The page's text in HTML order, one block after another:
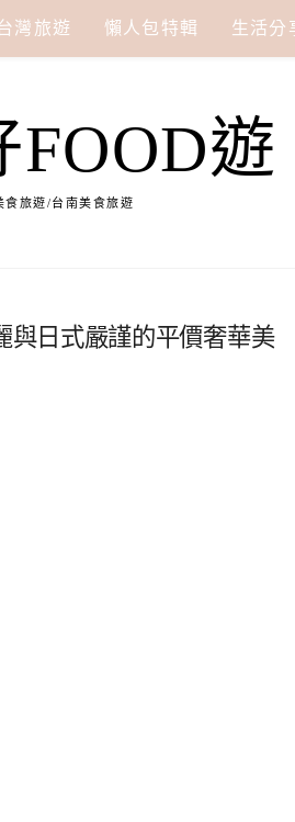
灣旅遊 懶人包特輯 生活分
FOOD遊
食旅遊/台南美食旅遊
與日式嚴謹的平價奢華美